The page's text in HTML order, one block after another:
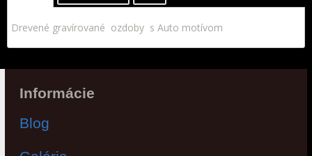
Drevené gravírované ozdoby s Auto motívom
Informácie
Blog